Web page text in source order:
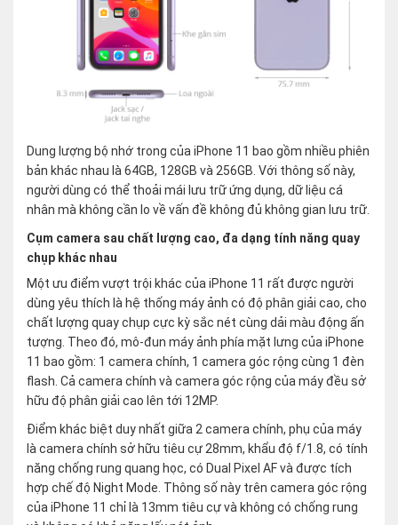
Dung lượng bộ nhớ trong của iPhone 11 bao gồm nhiều phiên
bản khác nhau là 64GB, 128GB và 256GB. Với thông số này,
người dùng có thể thoải mái lưu trữ ứng dụng, dữ liệu cá
nhân mà không cần lo về vấn đề không đủ không gian lưu trữ.
Cụm camera sau chất lượng cao, đa dạng tính năng quay
chụp khác nhau
Một ưu điểm vượt trội khác của iPhone 11 rất được người
dùng yêu thích là hệ thống máy ảnh có độ phân giải cao, cho
chất lượng quay chụp cực kỳ sắc nét cùng dải màu động ấn
tượng. Theo đó, mô-đun máy ảnh phía mặt lưng của iPhone
11 bao gồm: 1 camera chính, 1 camera góc rộng cùng 1 đèn
flash. Cả camera chính và camera góc rộng của máy đều sở
hữu độ phân giải cao lên tới 12MP.
Điểm khác biệt duy nhất giữa 2 camera chính, phụ của máy
là camera chính sở hữu tiêu cự 28mm, khẩu độ f/1.8, có tính
năng chống rung quang học, có Dual Pixel AF và được tích
hợp chế độ Night Mode. Thông số này trên camera góc rộng
của iPhone 11 chỉ là 13mm tiêu cự và không có chống rung